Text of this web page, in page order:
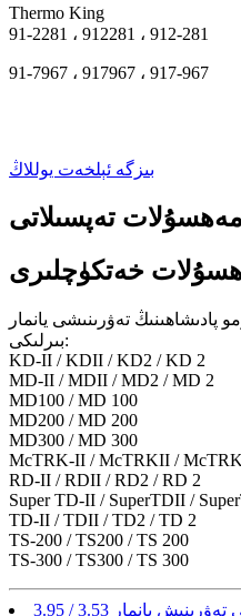
Thermo King
91-2281 ، 912281 ، 912-281
91-7967 ، 917967 ، 917-967
بىزگە ئېلخەت يوللاڭ
مەھسۇلات تەپسىلاتى
خەتكۈچلىرى
بىرلىكى:
KD-II / KDII / KD2 / KD 2
MD-II / MDII / MD2 / MD 2
MD100 / MD 100
MD200 / MD 200
MD300 / MD 300
McTRK-II / McTRKII /
RD-II / RDII / RD2 / RD 2
Super TD-II / SuperTDII /
TD-II / TDII / TD2 / TD 2
TS-200 / TS200 / TS 200
TS-300 / TS300 / TS 300